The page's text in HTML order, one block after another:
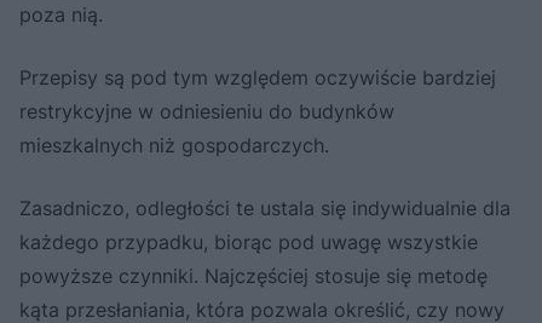
poza nią.
Przepisy są pod tym względem oczywiście bardziej
restrykcyjne w odniesieniu do budynków
mieszkalnych niż gospodarczych.
Zasadniczo, odległości te ustala się indywidualnie dla
każdego przypadku, biorąc pod uwagę wszystkie
powyższe czynniki. Najczęściej stosuje się metodę
kąta przesłaniania, która pozwala określić, czy nowy